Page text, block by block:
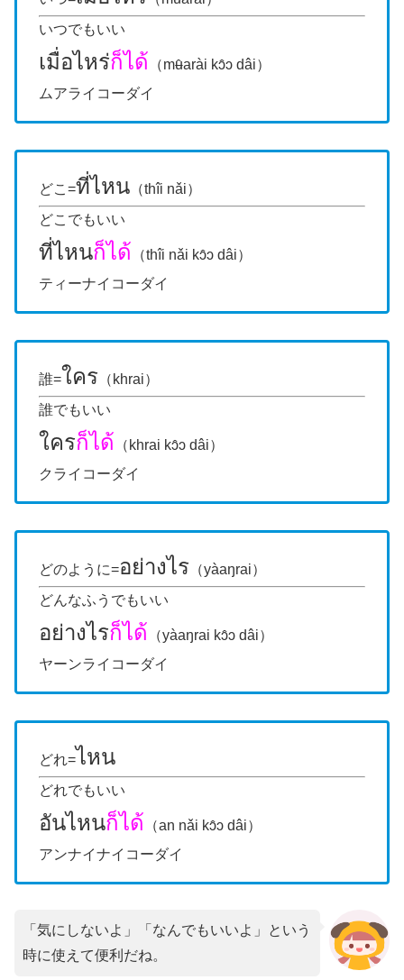
いつでもいい
เมื่อไหร่ก็ได้
（mʉ̂arài kɔ̂ɔ dâi）
ムアライコーダイ
どこ=ที่ไหน （thîi nǎi）
どこでもいい
ที่ไหนก็ได้
（thîi nǎi kɔ̂ɔ dâi）
ティーナイコーダイ
誰=ใคร （khrai）
誰でもいい
ใครก็ได้
（khrai kɔ̂ɔ dâi）
クライコーダイ
どのように=อย่างไร （yàaŋrai）
どんなふうでもいい
อย่างไรก็ได้ （yàaŋrai kɔ̂ɔ dâi）
ヤーンライコーダイ
どれ=ไหน
どれでもいい
อันไหนก็ได้ （an nǎi kɔ̂ɔ dâi）
アンナイナイコーダイ
「気にしないよ」「なんでもいいよ」という
時に使えて便利だね。